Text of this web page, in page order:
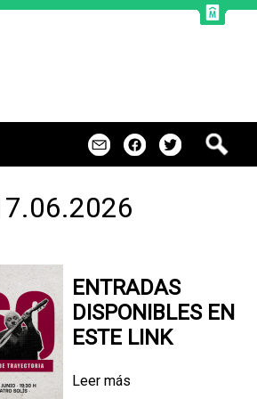
ENTRADAS
DISPONIBLES EN
ESTE LINK
Leer más
s